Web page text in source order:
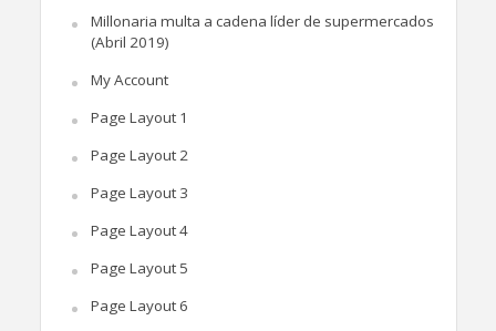
Millonaria multa a cadena líder de supermercados
(Abril 2019)
My Account
Page Layout 1
Page Layout 2
Page Layout 3
Page Layout 4
Page Layout 5
Page Layout 6